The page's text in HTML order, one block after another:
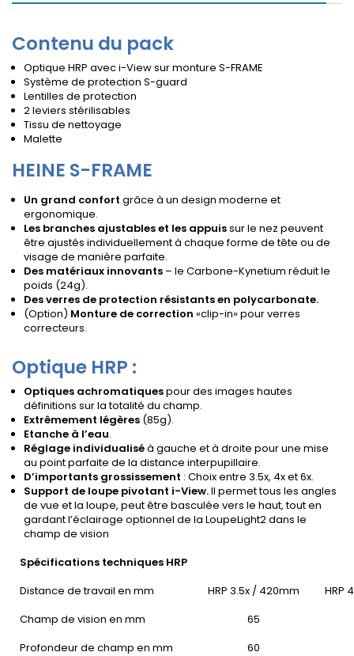
Contenu du pack
Optique HRP avec i-View sur monture S-FRAME
Système de protection S-guard
Lentilles de protection
2 leviers stérilisables
Tissu de nettoyage
Malette
HEINE S-FRAME
Un grand confort grâce à un design moderne et
ergonomique.
Les branches ajustables et les appuissur le nez peuvent
être ajustés individuellement à chaque forme de tête ou de
visage de manière parfaite.
Des matériaux innovants – le Carbone-Kynetium réduit le
poids (24g).
Des verres de protection résistants en polycarbonate.
(Option) Monture de correction «clip-in» pour verres
correcteurs.
Optique HRP :
Optiques achromatiquespour des images hautes
définitions sur la totalité du champ.
Extrêmement légères (85g).
Etanche à l’eau.
Réglage individualiséà gauche et à droite pour une mise
au point parfaite de la distance interpupillaire.
D’importants grossissement : Choix entre 3.5x, 4x et 6x.
Support de loupe pivotant i-View.Il permet tous les angles
de vue et la loupe, peut être basculée vers le haut, tout en
gardant l’éclairage optionnel de la LoupeLight2 dans le
champ de vision
Spécifications techniques HRP
Distance de travail en mm
HRP 3.5x / 420mm
HRP
Champ de vision en mm
65
Profondeur de champ en mm
60